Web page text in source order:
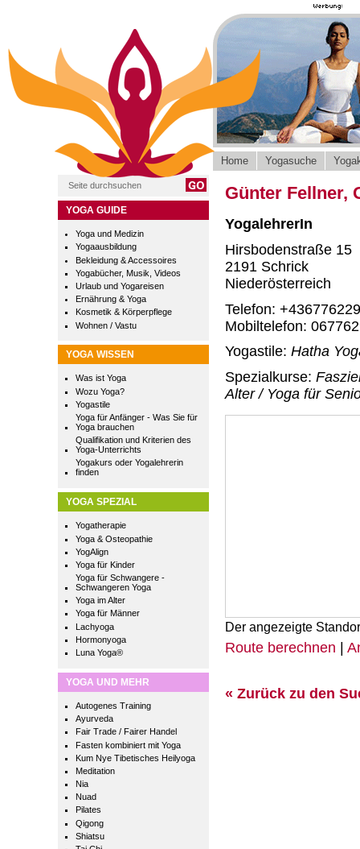
YOGA GUIDE
Yoga und Medizin
Yogaausbildung
Bekleidung & Accessoires
Yogabücher, Musik, Videos
Urlaub und Yogareisen
Ernährung & Yoga
Kosmetik & Körperpflege
Wohnen / Vastu
YOGA WISSEN
Was ist Yoga
Wozu Yoga?
Yogastile
Yoga für Anfänger - Was Sie für
Yoga brauchen
Qualifikation und Kriterien des
Yoga-Unterrichts
Yogakurs oder Yogalehrerin
finden
YOGA SPEZIAL
Yogatherapie
Yoga & Osteopathie
YogAlign
Yoga für Kinder
Yoga für Schwangere -
Schwangeren Yoga
Yoga im Alter
Yoga für Männer
Lachyoga
Hormonyoga
Luna Yoga®
YOGA UND MEHR
Autogenes Training
Ayurveda
Fair Trade / Fairer Handel
Fasten kombiniert mit Yoga
Kum Nye Tibetisches Heilyoga
Meditation
Nia
Nuad
Pilates
Qigong
Shiatsu
Home Yogasuche
Günter Fellner,
YogalehrerIn
Hirsbodenstraße 15
2191 Schrick
Niederösterreich
Telefon:
Mobiltelefon:
Yogastile: Hatha
Spezialkurse:
Alter / Yoga für
Der angezeigte
Route berechnen |
« Zurück zu den